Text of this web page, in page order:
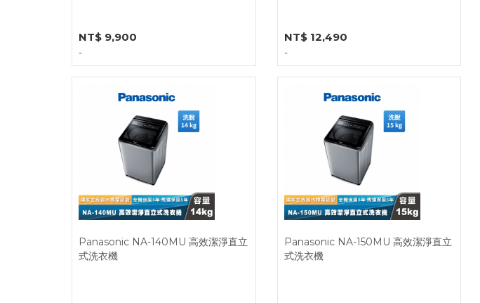
NT$ 9,900
-
NT$ 12,490
-
Panasonic NA-140MU 高效潔淨直立
式洗衣機
Panasonic NA-150MU 高效潔淨直立
式洗衣機